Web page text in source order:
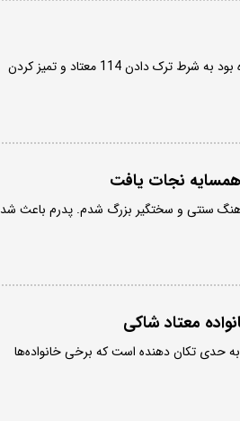
یک زندانی محکوم به قصاص که 9 سال قبل مرتکب قتل شده بود به شرط ترک دادن 114 معتاد و تمیز کردن
نجات یافت
زن جوان گفت: دختری ۱۷ ساله بودم که در یک خانواده با فرهنگ سنتی و سخت‎گیر بزرگ شدم. پدرم باعث شد
معتاد شاکی
حدی تکان دهنده است که برخی خانواده‌ها